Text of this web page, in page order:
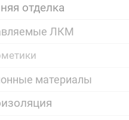
отделка
ЛКМ
материалы